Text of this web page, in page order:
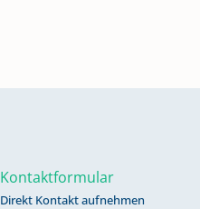
Kontaktformular
Direkt Kontakt aufnehmen